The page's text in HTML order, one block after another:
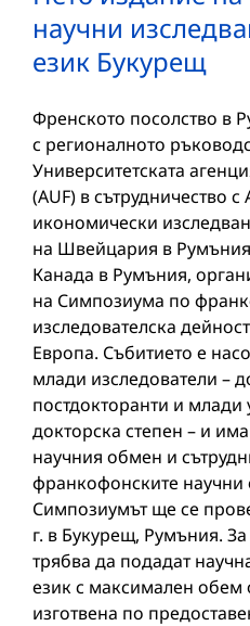
научни
език Букурещ
Френското посолство в
с регионалното
Университетската
(AUF) в сътрудничество
икономически
на Швейцария в
Канада в Румъния,
на Симпозиума по
изследователска
Европа. Събитието е
млади изследователи –
постдокторанти и млади
докторска степен – и
научния обмен и
франкофонските научни
Симпозиумът ще се
г. в Букурещ, Румъния.
трябва да подадат
език с максимален обем
изготвена по